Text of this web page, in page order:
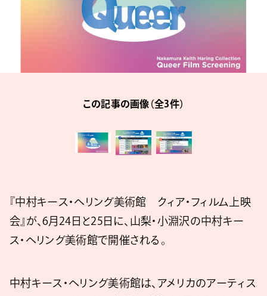
この記事の画像（全3件）
『中村キース・ヘリング美術館 クィア・フィルム上映
会』が、6月24日と25日に、山梨・小淵沢の中村キー
ス・ヘリング美術館で開催される。
中村キース・ヘリング美術館は、アメリカのアーティス